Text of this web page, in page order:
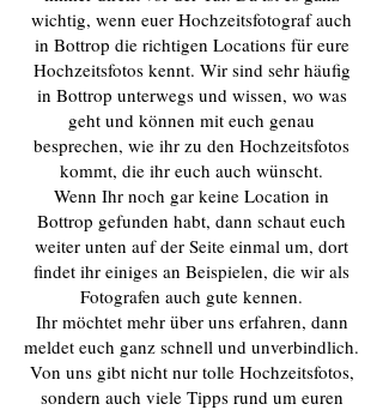
wichtig, wenn euer Hochzeitsfotograf auch
in Bottrop die richtigen Locations für eure
Hochzeitsfotos kennt. Wir sind sehr häufig
in Bottrop unterwegs und wissen, wo was
geht und können mit euch genau
besprechen, wie ihr zu den Hochzeitsfotos
kommt, die ihr euch auch wünscht.
Wenn Ihr noch gar keine Location in
Bottrop gefunden habt, dann schaut euch
weiter unten auf der Seite einmal um, dort
findet ihr einiges an Beispielen, die wir als
Fotografen auch gute kennen.
Ihr möchtet mehr über uns erfahren, dann
meldet euch ganz schnell und unverbindlich.
Von uns gibt nicht nur tolle Hochzeitsfotos,
sondern auch viele Tipps rund um euren